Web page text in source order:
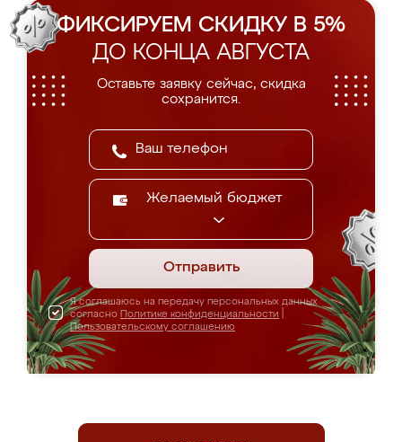
ФИКСИРУЕМ СКИДКУ В 5%
ДО КОНЦА АВГУСТА
Оставьте заявку сейчас, скидка
сохранится.
Желаемый бюджет
Отправить
Я соглашаюсь на передачу персональных данных
согласно Политике конфиденциальности
Пользовательскому соглашению